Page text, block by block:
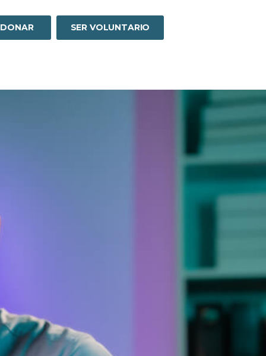
DONAR SER VOLUNTARIO